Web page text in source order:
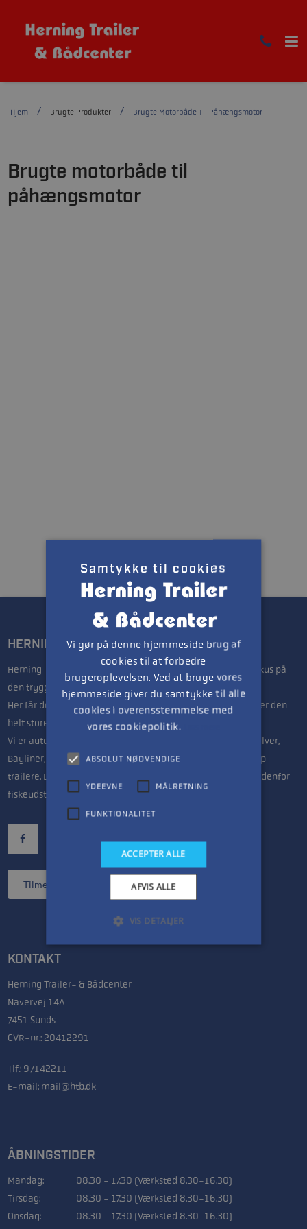
Hjem Brugte Produkter Brugte Motorbåde Til Påhængsmotor
Brugte motorbåde til
påhængsmotor
HERNING TRAILER- & BÅDCENTER
Herning Trailer & Bådcenter drives af Lars & Anette, med fokus på
den trygge handel.
Her får du seriøs vejledning uanset om du søger en jolle eller den
helt store båd til fritidsfiskeren.
Vi er autoriseret forhandler af Mercury bådmotorer, Quicksilver,
Bayliner, Highfield og Linder både samt Variant & Brenderup
trailere. Derudover har vi nok Midtjyllands største udvalg indenfor
fiskeudstyr.
Tilmeld nyhedsbrev
KONTAKT
Herning Trailer- & Bådcenter
Navervej 14A
7451 Sunds
CVR-nr.: 20412291
Tlf.: 97142211
E-mail: mail@htb.dk
ÅBNINGSTIDER
Mandag:
08.30 - 17.30 (Værksted 8.30-16.30)
Tirsdag:
08.30 - 17.30 (Værksted 8.30-16.30)
Onsdag:
08.30 - 17.30 (Værksted 8.30-16.30)
Samtykke til cookies
Vi gør på denne hjemmeside brug af
cookies til at forbedre
brugeroplevelsen. Ved at bruge vores
hjemmeside giver du samtykke til alle
cookies i overensstemmelse med
vores cookiepolitik.
ABSOLUT NØDVENDIGE
YDEEVNE MÅLRETNING
FUNKTIONALITET
ACCEPTER ALLE
AFVIS ALLE
VIS DETALJER